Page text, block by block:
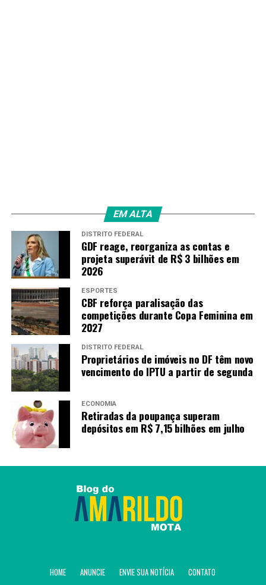
EM ALTA
DISTRITO FEDERAL
GDF reage, reorganiza as contas e
projeta superávit de R$ 3 bilhões em
2026
ESPORTES
CBF reforça paralisação das
competições durante Copa Feminina em
2027
DISTRITO FEDERAL
Proprietários de imóveis no DF têm novo
vencimento do IPTU a partir de segunda
ECONOMIA
Retiradas da poupança superam
depósitos em R$ 7,15 bilhões em julho
HOME ANUNCIE ENVIE SUA NOTÍCIA CONTATO